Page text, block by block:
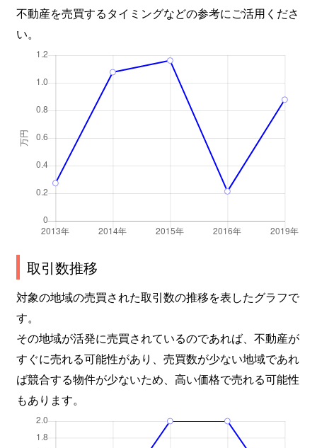
不動産を売買するタイミングなどの参考にご活用くださ
い。
取引数推移
対象の地域の売買された取引数の推移を表したグラフで
す。
その地域が活発に売買されているのであれば、不動産が
すぐに売れる可能性があり、売買数が少ない地域であれ
ば競合する物件が少ないため、高い価格で売れる可能性
もあります。